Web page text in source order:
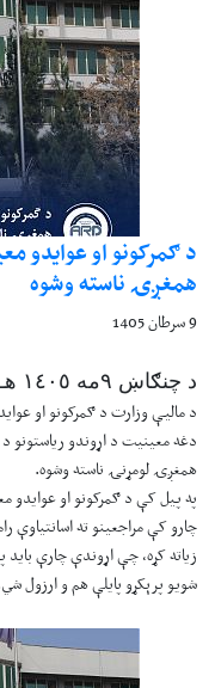
د ګمرکونو او عوایدو
همغږۍ ناسته وشوه
9 سرطان 1405
د چنګاښ ۹مه ١٤٠٥ هـ.ل
د مالیې وزارت د ګمرکونو او
همغږۍ لومړنۍ ناسته وشوه.
په پیل کې د ګمرکونو او عوایدو
چارو کې مراجعینو ته
زیاته کړه، چې اړوندې چارې
شویو پرېکړو پایلې هم و ارزول